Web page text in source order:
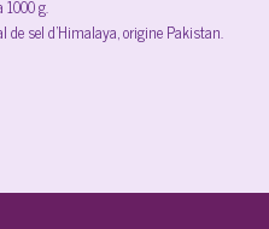
1000 g.
de sel d’Himalaya, origine Pakistan.